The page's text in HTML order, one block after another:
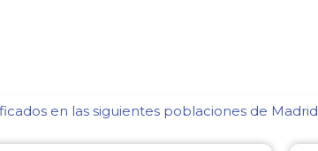
en las siguientes poblaciones de Madrid​